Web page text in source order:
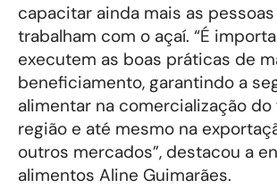
capacitar ainda mais as
trabalham com o açaí. “É
executem as boas práticas de
beneficiamento, garantindo a
alimentar na comercialização
região e até mesmo na
outros mercados”, destacou a
alimentos Aline Guimarães.